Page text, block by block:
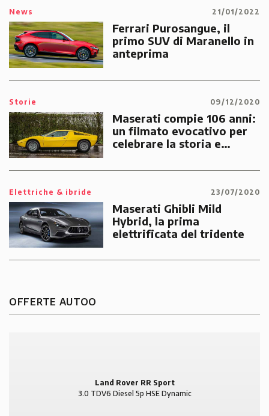
News 21/01/2022
Ferrari Purosangue, il
primo SUV di Maranello in
anteprima
Storie 09/12/2020
Maserati compie 106 anni:
un filmato evocativo per
celebrare la storia e
Elettriche & ibride 23/07/2020
Maserati Ghibli Mild
Hybrid, la prima
elettrificata del tridente
OFFERTE AUTOO
Land Rover RR Sport
3.0 TDV6 Diesel 5p HSE Dynamic